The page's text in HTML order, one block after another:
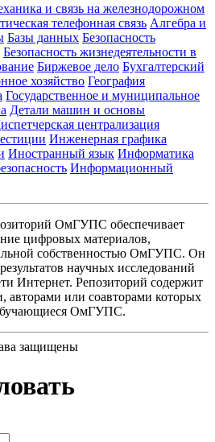
и связь на железнодорожном
телефонная связь Алгебра и
Базы данных Безопасность
Безопасность жизнедеятельности в
Биржевое дело Бухгалтерский
хозяйство География
Государственное и муниципальное
Детали машин и основы
централизация
Инженерная графика
Иностранный язык Информатика
Информационный
ОмГУПС обеспечивает
цифровых материалов,
собственностью ОмГУПС. Он
научных исследований
Интернет. Репозиторий содержит
авторами или соавторами которых
ОмГУПС.
защищены